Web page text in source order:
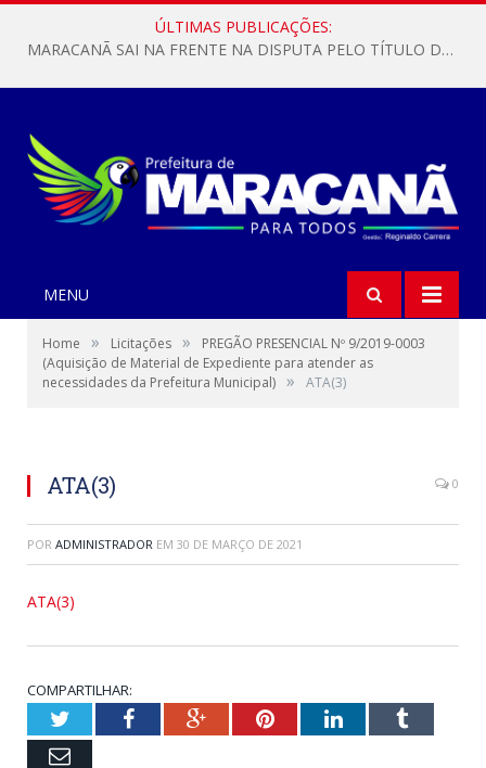
ÚLTIMAS PUBLICAÇÕES:
MARACANÃ SAI NA FRENTE NA DISPUTA PELO TÍTULO DA COPA PARÁ SUB-17!
MENU
Home » Licitações »
PREGÃO PRESENCIAL Nº 9/2019-0003
(Aquisição de Material de Expediente para atender as
necessidades da Prefeitura Municipal) » ATA(3)
ATA(3) 0
POR ADMINISTRADOR EM 30 DE MARÇO DE 2021
ATA(3)
COMPARTILHAR:
TwitterFacebookGoogle+PinterestLinkedInTumblr
Email